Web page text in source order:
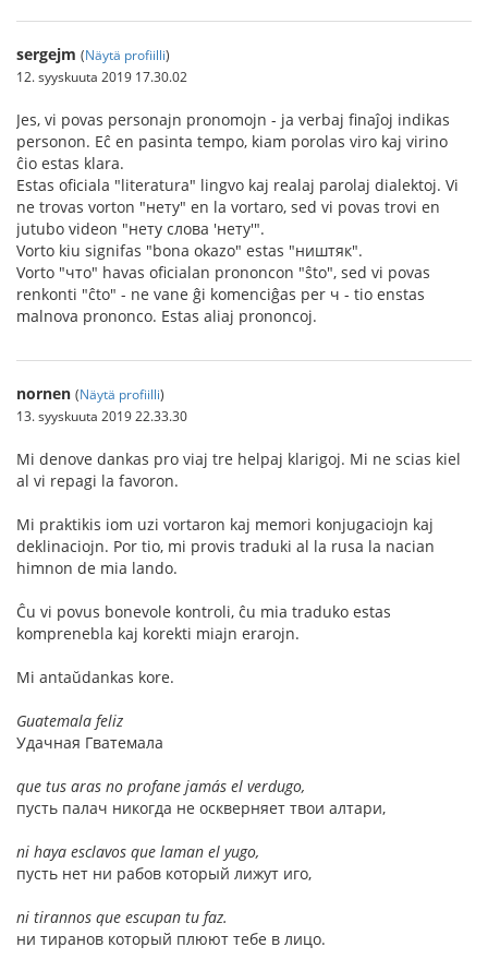
sergejm (Näytä profiilli)
12. syyskuuta 2019 17.30.02
Jes, vi povas personajn pronomojn - ja verbaj finaĵoj indikas
personon. Eĉ en pasinta tempo, kiam porolas viro kaj virino
ĉio estas klara.
Estas oficiala "literatura" lingvo kaj realaj parolaj dialektoj. Vi
ne trovas vorton "нету" en la vortaro, sed vi povas trovi en
jutubo videon "нету слова 'нету'".
Vorto kiu signifas "bona okazo" estas "ништяк".
Vorto "что" havas oficialan prononcon "ŝto", sed vi povas
renkonti "ĉto" - ne vane ĝi komenciĝas per ч - tio enstas
malnova prononco. Estas aliaj prononcoj.
nornen (Näytä profiilli)
13. syyskuuta 2019 22.33.30
Mi denove dankas pro viaj tre helpaj klarigoj. Mi ne scias kiel
al vi repagi la favoron.
Mi praktikis iom uzi vortaron kaj memori konjugaciojn kaj
deklinaciojn. Por tio, mi provis traduki al la rusa la nacian
himnon de mia lando.
Ĉu vi povus bonevole kontroli, ĉu mia traduko estas
komprenebla kaj korekti miajn erarojn.
Mi antaŭdankas kore.
Guatemala feliz
Удачная Гватемала
que tus aras no profane jamás el verdugo,
пусть палач никогда не оскверняет твои алтари,
ni haya esclavos que laman el yugo,
пусть нет ни рабов который лижут иго,
ni tirannos que escupan tu faz.
ни тиранов который плюют тебе в лицо.